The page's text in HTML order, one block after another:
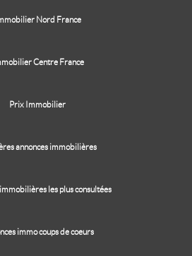
Nord France
Centre France
Prix Immobilier
annonces immobilières
les plus consultées
immo coups de coeurs